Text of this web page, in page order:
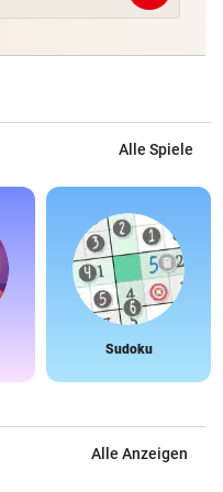
Alle Spiele
Sudoku
Alle Anzeigen